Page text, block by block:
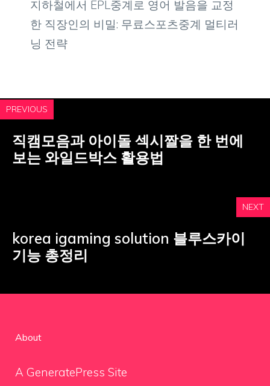
지하철에서 EPL중계로 영어 발음을 교정
한 직장인의 비밀: 무료스포츠중계 멀티러
닝 전략
PREVIOUS
직캠모음과 아이돌 섹시짤을 한 번에
보는 와일드박스 활용법
NEXT
korea igaming solution 블루스카이
기능 총정리
About
A GeneratePress Site